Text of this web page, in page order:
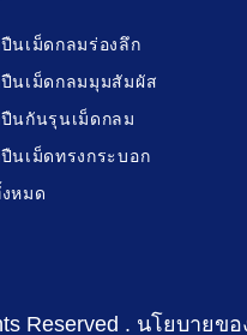
นเม็ดกลมร่องลึก
นเม็ดกลมมุมสัมผัส
นกันรุนเม็ดกลม
นเม็ดทรงกระบอก
หมด
Reserved . นโยบายขอ